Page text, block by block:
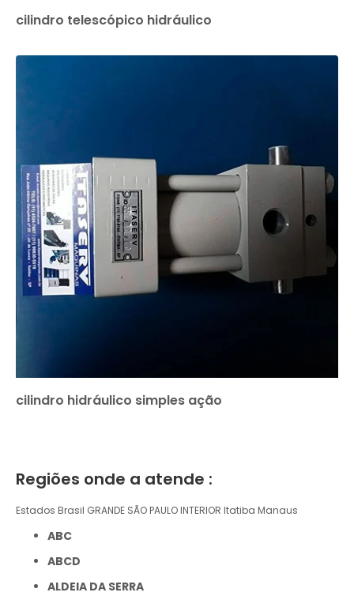
cilindro telescópico hidráulico
cilindro hidráulico simples ação
Regiões onde a atende :
Estados Brasil GRANDE SÃO PAULO INTERIOR Itatiba Manaus
ABC
ABCD
ALDEIA DA SERRA